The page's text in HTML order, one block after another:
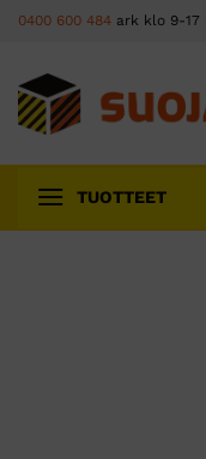
Skip
content
0400 600 484 ark klo 9-17 |
TUOTTEET